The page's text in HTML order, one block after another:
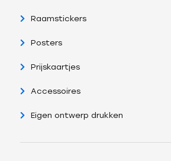
Raamstickers
Posters
Prijskaartjes
Accessoires
Eigen ontwerp drukken